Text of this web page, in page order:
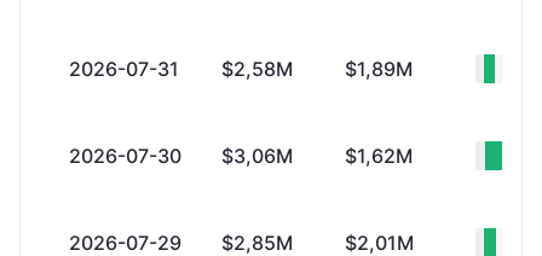
2026-07-31 $2,58M $1,89M
2026-07-30 $3,06M $1,62M
2026-07-29 $2,85M $2,01M